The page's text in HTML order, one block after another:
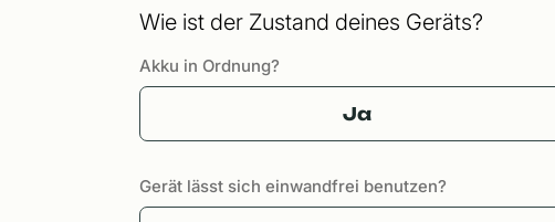
Wie ist der Zustand deines Geräts?
Akku in Ordnung?
Ja
Gerät lässt sich einwandfrei benutzen?